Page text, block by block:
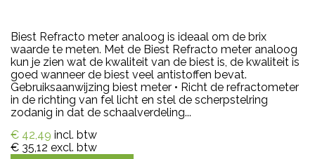
Biest Refracto meter analoog is ideaal om de brix
waarde te meten. Met de Biest Refracto meter analoog
kun je zien wat de kwaliteit van de biest is, de kwaliteit is
goed wanneer de biest veel antistoffen bevat.
Gebruiksaanwijzing biest meter • Richt de refractometer
in de richting van fel licht en stel de scherpstelring
zodanig in dat de schaalverdeling...
€ 42,49 incl. btw
€ 35,12 excl. btw